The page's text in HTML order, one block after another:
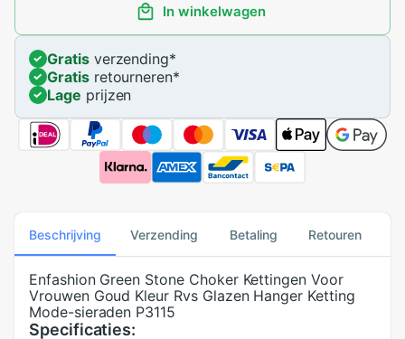
In winkelwagen
Gratisverzending*
Gratisretourneren*
Lage prijzen
Beschrijving Verzending Betaling Retouren
Enfashion Green Stone Choker Kettingen Voor
Vrouwen Goud Kleur Rvs Glazen Hanger Ketting
Mode-sieraden P3115
Specificaties: